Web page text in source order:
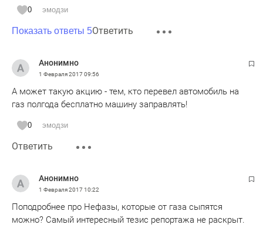
0 эмодзи
Показать ответы 5Ответить
Анонимно
1 Февраля 201709:56
А может такую акцию - тем, кто перевел автомобиль на
газ полгода бесплатно машину заправлять!
0 эмодзи
Ответить
Анонимно
1 Февраля 201710:22
Поподробнее про Нефазы, которые от газа сыпятся
можно? Самый интересный тезис репортажа не раскрыт.